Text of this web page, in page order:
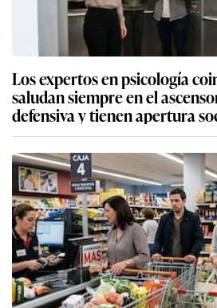
Los expertos en psicología
saludan siempre en el
defensiva y tienen apertura